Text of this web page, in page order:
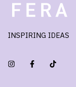
INSPIRING IDEAS